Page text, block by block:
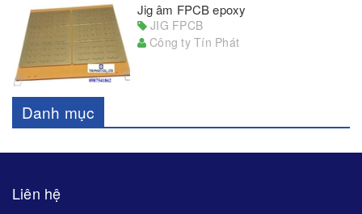
Jig âm FPCB epoxy
JIG FPCB
Công ty Tín Phát
Danh mục
Liên hệ